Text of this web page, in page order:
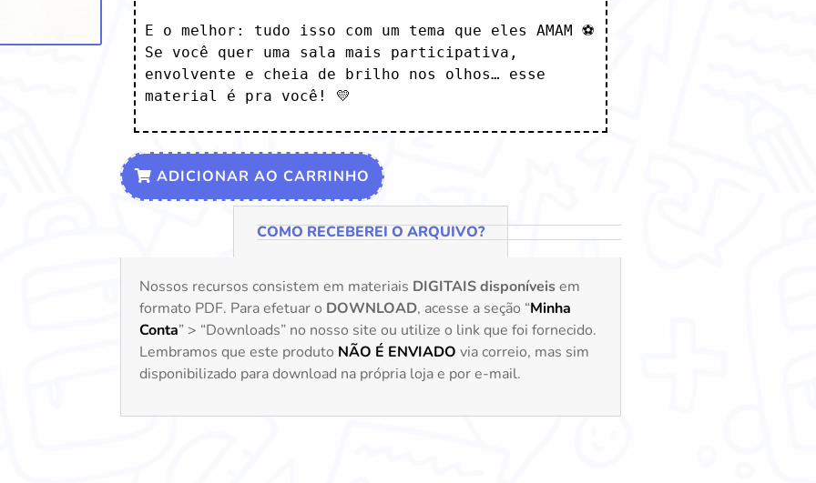
E o melhor: tudo isso com um tema que eles AMAM ⚽
Se você quer uma sala mais participativa,
envolvente e cheia de brilho nos olhos… esse
material é pra você! 💛
ADICIONAR AO CARRINHO
COMO RECEBEREI O ARQUIVO?
Nossos recursos consistem em materiais DIGITAIS disponíveisem
formato PDF. Para efetuar o DOWNLOAD, acesse a seção “Minha
Conta” > “Downloads” no nosso site ou utilize o link que foi fornecido.
Lembramos que este produto NÃO É ENVIADO via correio, mas sim
disponibilizado para download na própria loja e por e-mail.